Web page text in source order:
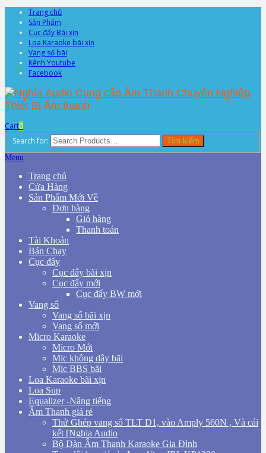
Trang chủ
Sản Phẩm
Cục đẩy Bãi xịn
Loa Karaoke bãi xịn
Vang số bãi
Kênh Youtube
Facebook
Cart0
Search for:
Tìm kiếm
Menu
Trang chủ
Cửa Hàng
Sản Phẩm Mới Về
Đơn hàng
Giỏ hàng
Thanh toán
Tài Khoản
Bán Chạy
Cục đẩy
Cục đẩy bãi xịn
Cục đẩy mới
Cục đẩy BW mới
Vang số
Vang số bãi xịn
Vang số mới
Micro Karaoke
Micro Mới
Mic không dây bãi
Mic BBS bãi
Loa Karaoke bãi xịn
Loa Sup
Equalizer -Nâng tiếng
Âm Thanh giá rẻ
Thử Ghép vang số TLT D1, vào Amply 560N , Và cái
kết [Nghia Audio
Bộ Dàn Âm Thanh Karaoke Gia Đình